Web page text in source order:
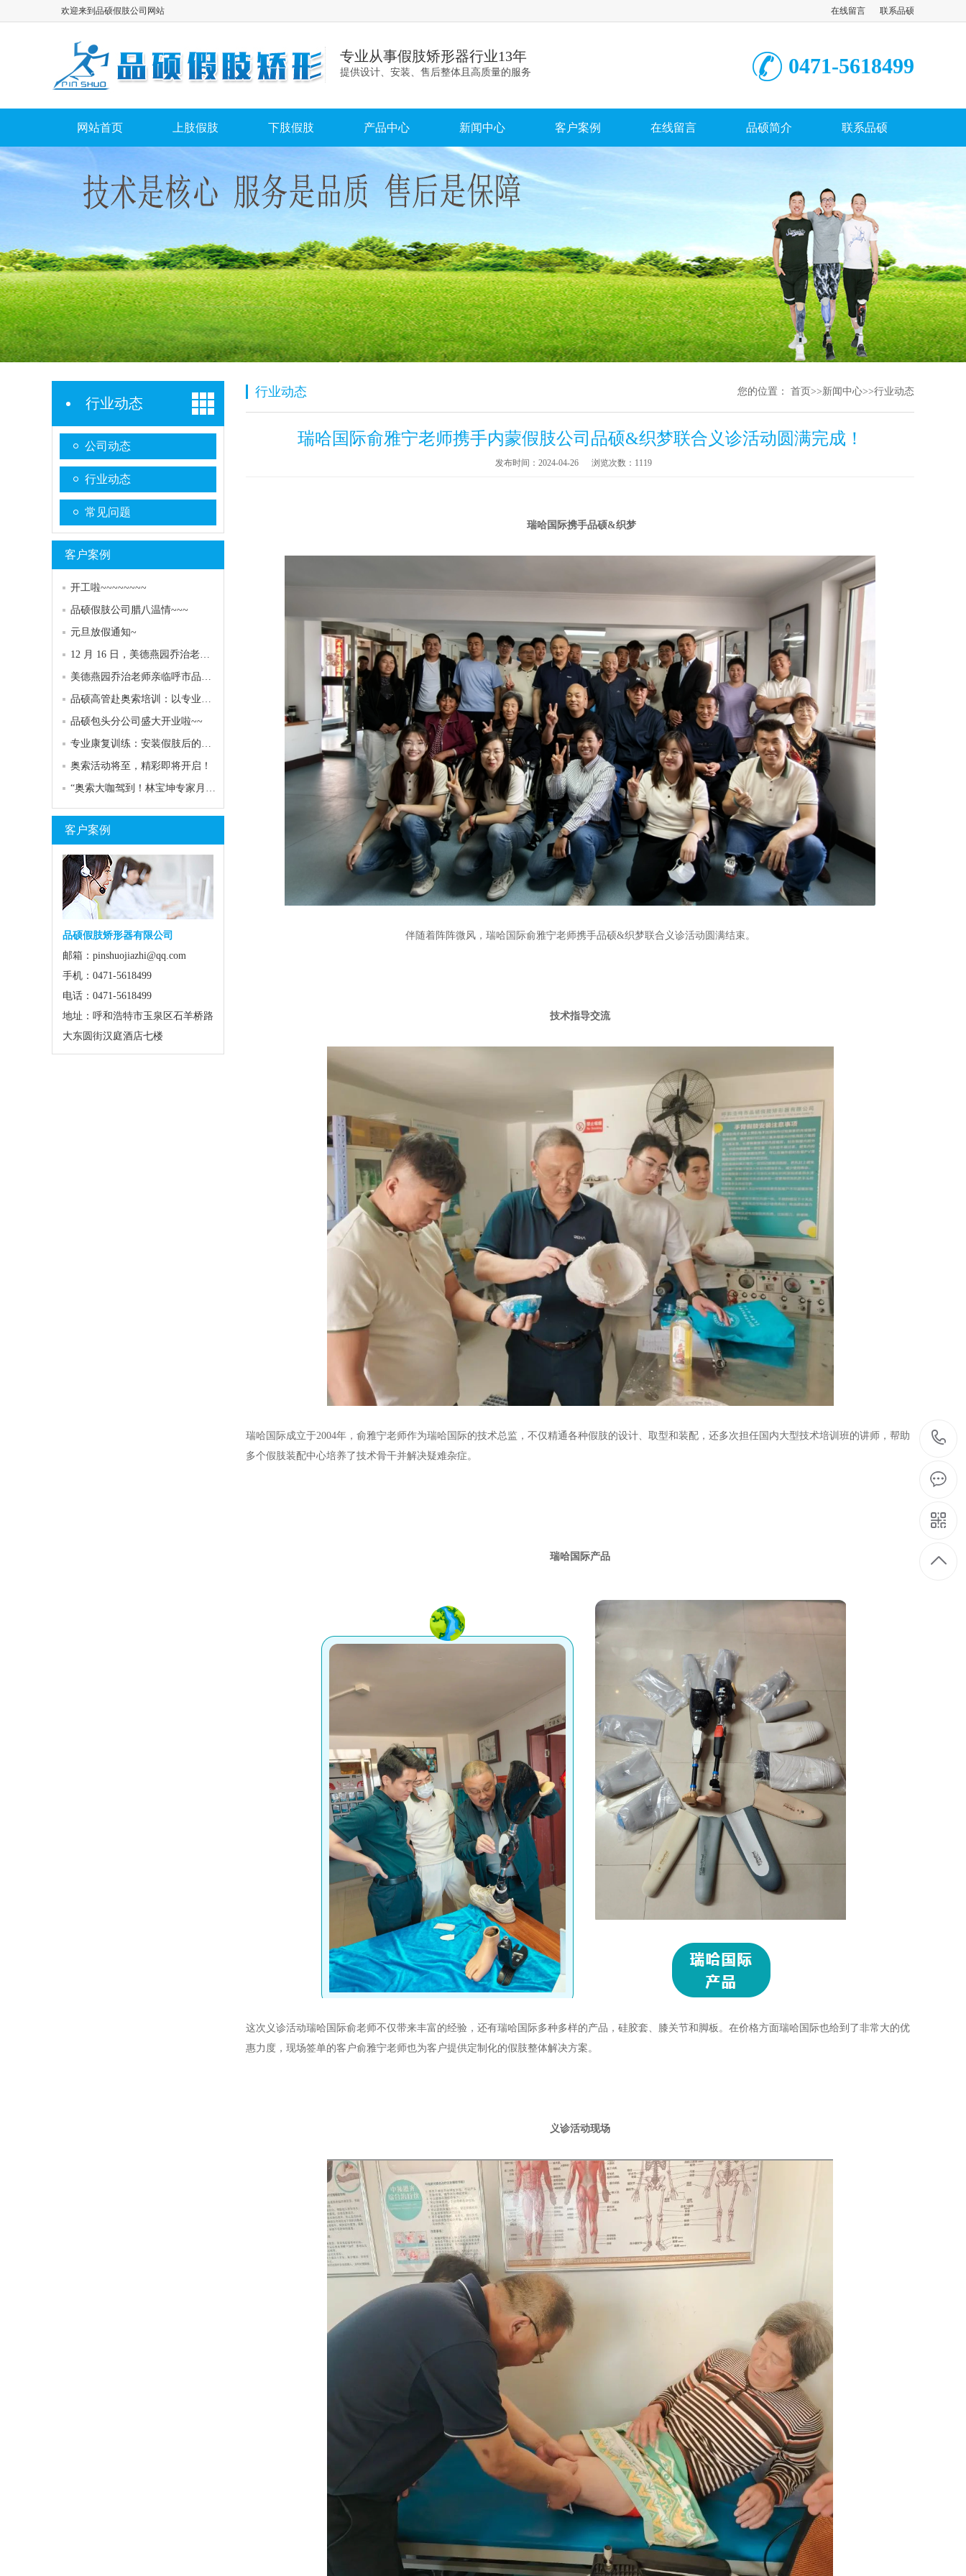
欢迎来到品硕假肢公司网站 在线留言 联系品硕
专业从事假肢矫形器行业13年
提供设计、安装、售后整体且高质量的服务 0471-5618499
网站首页 上肢假肢 下肢假肢 产品中心 新闻中心 客户案例 在线留言 品硕简介 联系品硕
行业动态
公司动态
行业动态
常见问题
客户案例
开工啦~~~~~~~~
品硕假肢公司腊八温情~~~
元旦放假通知~
12 月 16 日，美德燕园乔治老师再次亮相呼市品硕专家门诊！
美德燕园乔治老师亲临呼市品硕，专业服务助力客户康复
品硕高管赴奥索培训：以专业赋能，共探康复服务高度
品硕包头分公司盛大开业啦~~
专业康复训练：安装假肢后的关键助力
奥索活动将至，精彩即将开启！
“奥索大咖驾到！林宝坤专家月底空降，共赴行业盛宴”
客户案例
品硕假肢矫形器有限公司
邮箱：pinshuojiazhi@qq.com
手机：0471-5618499
电话：0471-5618499
地址：呼和浩特市玉泉区石羊桥路
大东圆街汉庭酒店七楼
行业动态 您的位置： 首页 >>新闻中心>>行业动态
瑞哈国际俞雅宁老师携手内蒙假肢公司品硕&织梦联合义诊活动圆满完成！
发布时间：2024-04-26 浏览次数：1119
瑞哈国际携手品硕&织梦
伴随着阵阵微风，瑞哈国际俞雅宁老师携手品硕&织梦联合义诊活动圆满结束。
技术指导交流
瑞哈国际成立于2004年，俞雅宁老师作为瑞哈国际的技术总监，不仅精通各种假肢的设计、取型和装配，还多次担任国内大型技术培训班的讲师，帮助
多个假肢装配中心培养了技术骨干并解决疑难杂症。
瑞哈国际产品
这次义诊活动瑞哈国际俞老师不仅带来丰富的经验，还有瑞哈国际多种多样的产品，硅胶套、膝关节和脚板。在价格方面瑞哈国际也给到了非常大的优
惠力度，现场签单的客户俞雅宁老师也为客户提供定制化的假肢整体解决方案。
义诊活动现场